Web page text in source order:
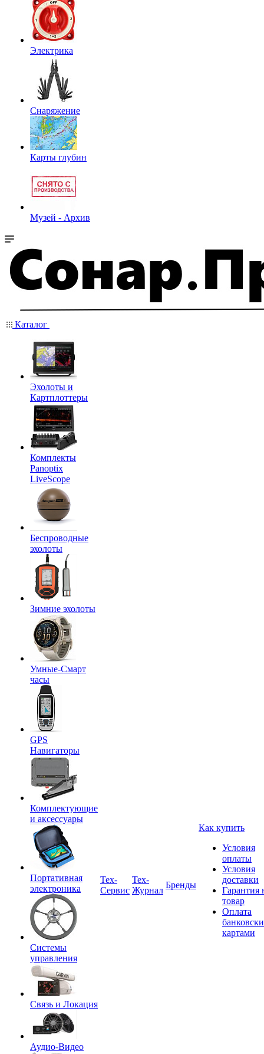
Электрика
Снаряжение
Карты глубин
Музей - Архив
Каталог
Эхолоты и
Картплоттеры
Комплекты
Panoptix
LiveScope
Беспроводные
эхолоты
Зимние эхолоты
Умные-Смарт
часы
GPS
Навигаторы
Комплектующие
и аксессуары
Портативная
электроника
Системы
управления
Связь и Локация
Аудио-Видео
Tex-
Сервис
Тех-
Журнал
Бренды
Как купить
Условия
оплаты
Условия
доставки
Гарантия
товар
Оплата
картами